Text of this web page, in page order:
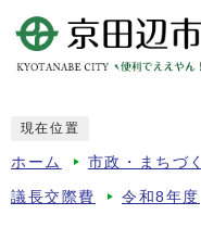
現在位置
ホーム 市政・まちづ
議長交際費 令和8年度